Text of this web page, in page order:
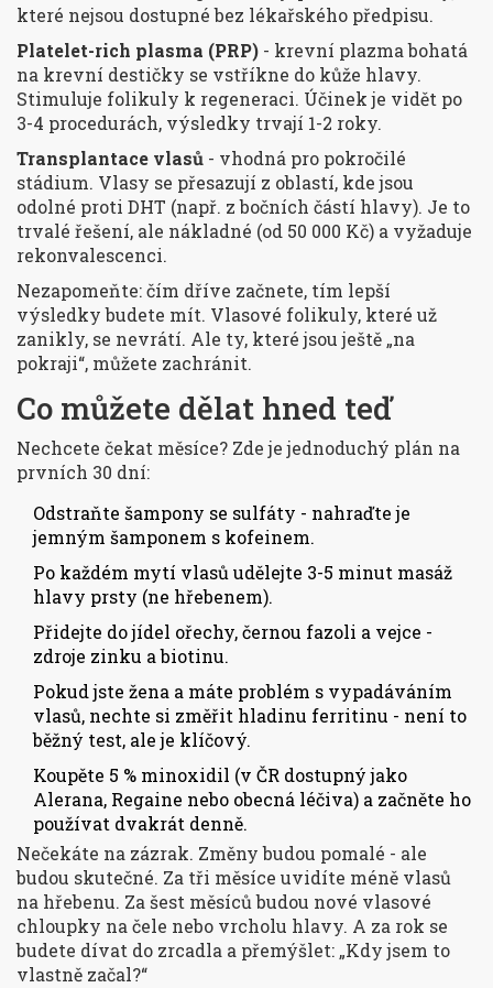
které nejsou dostupné bez lékařského předpisu.
Platelet-rich plasma (PRP) - krevní plazma bohatá
na krevní destičky se vstříkne do kůže hlavy.
Stimuluje folikuly k regeneraci. Účinek je vidět po
3-4 procedurách, výsledky trvají 1-2 roky.
Transplantace vlasů - vhodná pro pokročilé
stádium. Vlasy se přesazují z oblastí, kde jsou
odolné proti DHT (např. z bočních částí hlavy). Je to
trvalé řešení, ale nákladné (od 50 000 Kč) a vyžaduje
rekonvalescenci.
Nezapomeňte: čím dříve začnete, tím lepší
výsledky budete mít. Vlasové folikuly, které už
zanikly, se nevrátí. Ale ty, které jsou ještě „na
pokraji“, můžete zachránit.
Co můžete dělat hned teď
Nechcete čekat měsíce? Zde je jednoduchý plán na
prvních 30 dní:
Odstraňte šampony se sulfáty - nahraďte je
jemným šamponem s kofeinem.
Po každém mytí vlasů udělejte 3-5 minut masáž
hlavy prsty (ne hřebenem).
Přidejte do jídel ořechy, černou fazoli a vejce -
zdroje zinku a biotinu.
Pokud jste žena a máte problém s vypadáváním
vlasů, nechte si změřit hladinu ferritinu - není to
běžný test, ale je klíčový.
Koupěte 5 % minoxidil (v ČR dostupný jako
Alerana, Regaine nebo obecná léčiva) a začněte ho
používat dvakrát denně.
Nečekáte na zázrak. Změny budou pomalé - ale
budou skutečné. Za tři měsíce uvidíte méně vlasů
na hřebenu. Za šest měsíců budou nové vlasové
chloupky na čele nebo vrcholu hlavy. A za rok se
budete dívat do zrcadla a přemýšlet: „Kdy jsem to
vlastně začal?“